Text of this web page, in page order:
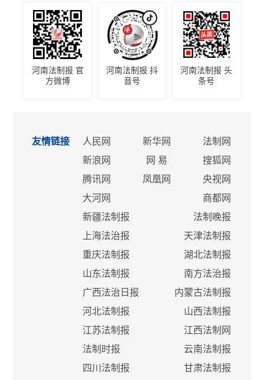
河南法制报 官
方微博
河南法制报 抖
音号
河南法制报 头
条号
友情链接 人民网 新华网
法制网
新浪网
网 易
搜狐网
腾讯网
凤凰网
央视网
大河网
商都网
新疆法制报
法制晚报
上海法治报
天津法制报
重庆法制报
湖北法制报
山东法制报
南方法治报
广西法治日报
内蒙古法制报
河北法制报
山西法制报
江苏法制报
江西法制网
法制时报
云南法制报
四川法制报
甘肃法制报